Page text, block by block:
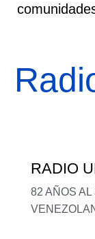
RADIO
82 AÑOS